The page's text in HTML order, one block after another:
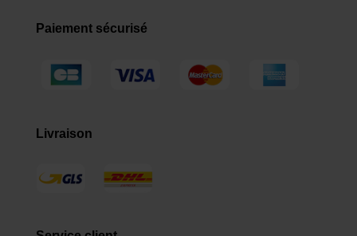
Paiement sécurisé
Livraison